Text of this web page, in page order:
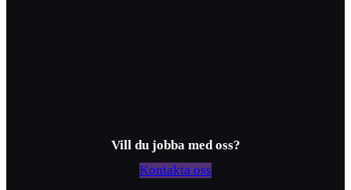
Vill du jobba med oss?
Kontakta oss